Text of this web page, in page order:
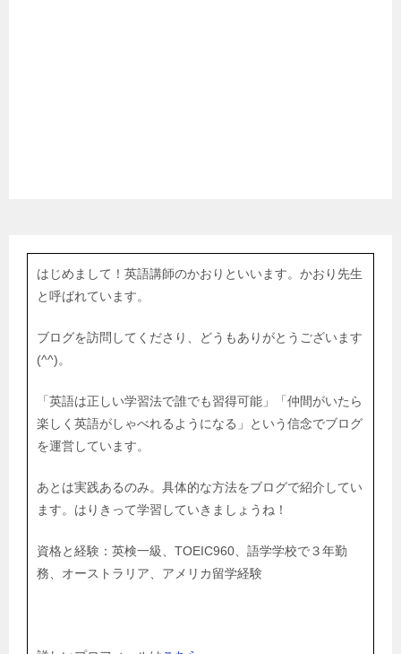
はじめまして！英語講師のかおりといいます。かおり先生
と呼ばれています。
ブログを訪問してくださり、どうもありがとうございます
(^^)。
「英語は正しい学習法で誰でも習得可能」「仲間がいたら
楽しく英語がしゃべれるようになる」という信念でブログ
を運営しています。
あとは実践あるのみ。具体的な方法をブログで紹介してい
ます。はりきって学習していきましょうね！
資格と経験：英検一級、TOEIC960、語学学校で３年勤
務、オーストラリア、アメリカ留学経験